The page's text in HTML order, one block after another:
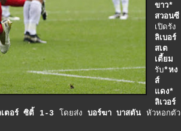
ขาว*
สวอนซี
เปิดรัง
ลิเบอร์
สเต
เตี้ยม
รับ*หง
ส์
แดง*
ลิเวอร์
เตอร์ ซิติ้ 1-3 โดยส่งบอร์ฆา บาสตันหัวหอกตัว